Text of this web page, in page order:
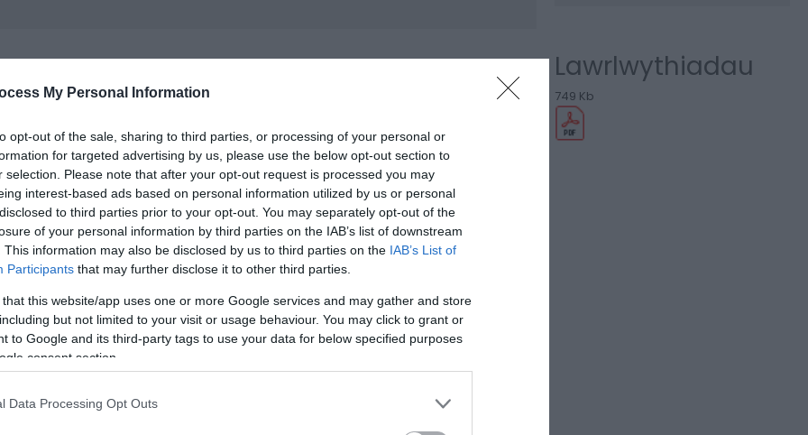
My Personal Information
opt-out of the sale, sharing to third parties, or processing of your personal or
for targeted advertising by us, please use the below opt-out section to
selection. Please note that after your opt-out request is processed you may
interest-based ads based on personal information utilized by us or personal
to third parties prior to your opt-out. You may separately opt-out of the
of your personal information by third parties on the IAB’s list of downstream
This information may also be disclosed by us to third parties on the IAB’s List of
Participants that may further disclose it to other third parties.
that this website/app uses one or more Google services and may gather and store
but not limited to your visit or usage behaviour. You may click to grant or
to Google and its third-party tags to use your data for below specified purposes
consent section.
Data Processing Opt Outs
i gael rhagor o wybodaeth
Lawrlwythiadau
749 Kb